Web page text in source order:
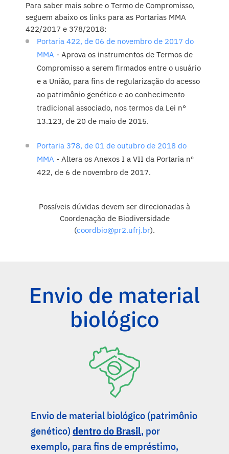
Para saber mais sobre o Termo de Compromisso,
seguem abaixo os links para as Portarias MMA
422/2017 e 378/2018:
Portaria 422, de 06 de novembro de 2017 do
MMA - Aprova os instrumentos de Termos de
Compromisso a serem firmados entre o usuário
e a União, para fins de regularização do acesso
ao patrimônio genético e ao conhecimento
tradicional associado, nos termos da Lei n°
13.123, de 20 de maio de 2015.
Portaria 378, de 01 de outubro de 2018 do
MMA - Altera os Anexos I a VII da Portaria nº
422, de 6 de novembro de 2017.
Possíveis dúvidas devem ser direcionadas à
Coordenação de Biodiversidade
(coordbio@pr2.ufrj.br).
Envio de material
biológico
Envio de material biológico (patrimônio
genético)dentro do Brasil, por
exemplo, para fins de empréstimo,